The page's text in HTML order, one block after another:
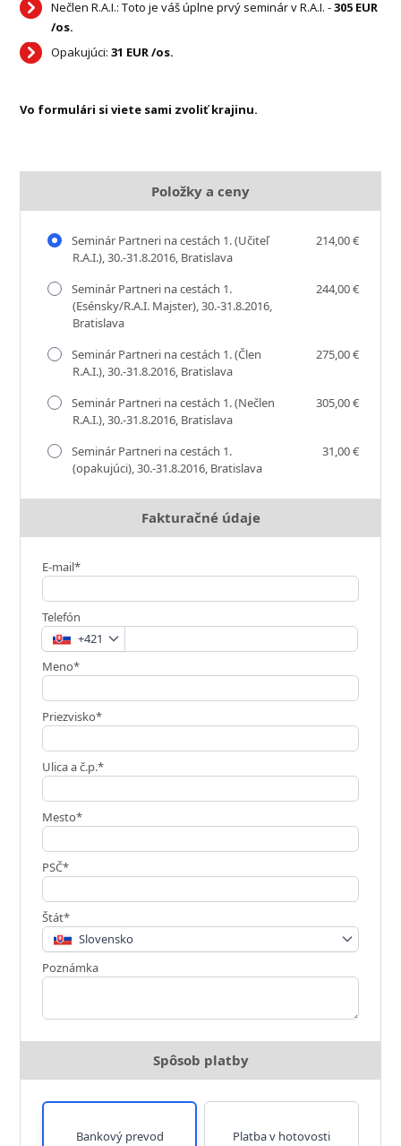
Nečlen R.A.I.: Toto je váš úplne prvý seminár v R.A.I. -305 EUR
/os.
Opakujúci:31 EUR /os.
Vo formulári si viete sami zvoliť krajinu.
Položky a ceny
Seminár Partneri na cestách 1. (Učiteľ
R.A.I.), 30.-31.8.2016, Bratislava
214,00 €
Seminár Partneri na cestách 1.
(Esénsky/R.A.I. Majster), 30.-31.8.2016,
Bratislava
244,00 €
Seminár Partneri na cestách 1. (Člen
R.A.I.), 30.-31.8.2016, Bratislava
275,00 €
Seminár Partneri na cestách 1. (Nečlen
R.A.I.), 30.-31.8.2016, Bratislava
305,00 €
Seminár Partneri na cestách 1.
(opakujúci), 30.-31.8.2016, Bratislava
31,00 €
Fakturačné údaje
E-mail*
Telefón
+421
Meno*
Priezvisko*
Ulica a č.p.*
Mesto*
PSČ*
Štát*
Slovensko
Poznámka
Spôsob platby
Bankový prevod Platba v hotovosti